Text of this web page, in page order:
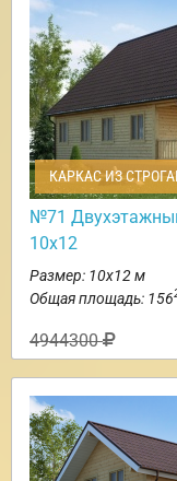
КАРКАС ИЗ
№71
10х12
Размер: 10х12 м
Общая площадь: 156
4944300